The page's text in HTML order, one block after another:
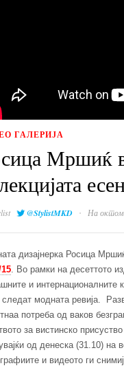
ГАЛЕРИЈА
Мршиќ
@StylistMKD · На
дизајнерка Росица
. Во рамки на десеттото
и интернационалните
следат моднaта ревија.
потреба од ваков
за вистинско
од денеска (31.10) на
и видеото ги